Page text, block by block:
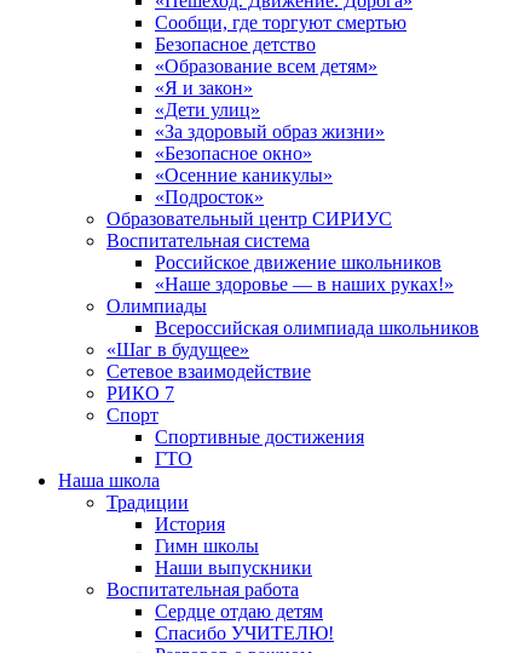
Сообщи, где торгуют смертью
Безопасное детство
«Образование всем детям»
«Я и закон»
«Дети улиц»
«За здоровый образ жизни»
«Безопасное окно»
«Осенние каникулы»
«Подросток»
Образовательный центр СИРИУС
Воспитательная система
Российское движение школьников
«Наше здоровье — в наших руках!»
Олимпиады
Всероссийская олимпиада школьников
«Шаг в будущее»
Сетевое взаимодействие
РИКО 7
Спорт
Спортивные достижения
ГТО
Наша школа
Традиции
История
Гимн школы
Наши выпускники
Воспитательная работа
Сердце отдаю детям
Спасибо УЧИТЕЛЮ!